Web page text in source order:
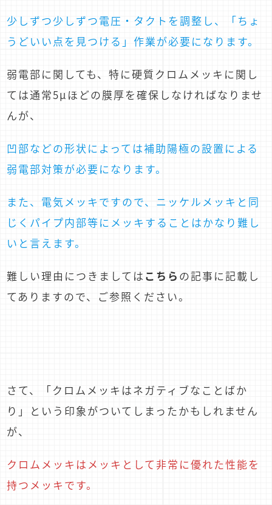
少しずつ少しずつ電圧・タクトを調整し、「ちょ
うどいい点を見つける」作業が必要になります。
弱電部に関しても、特に硬質クロムメッキに関し
ては通常5μほどの膜厚を確保しなければなりませ
んが、
凹部などの形状によっては補助陽極の設置による
弱電部対策が必要になります。
また、電気メッキですので、ニッケルメッキと同
じくパイプ内部等にメッキすることはかなり難し
いと言えます。
難しい理由につきましては こちら の記事に記載し
てありますので、ご参照ください。
さて、「クロムメッキはネガティブなことばか
り」という印象がついてしまったかもしれません
が、
クロムメッキはメッキとして非常に優れた性能を
持つメッキです。